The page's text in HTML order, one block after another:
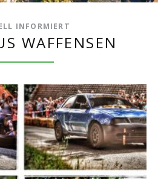
INFORMIERT
WAFFENSEN